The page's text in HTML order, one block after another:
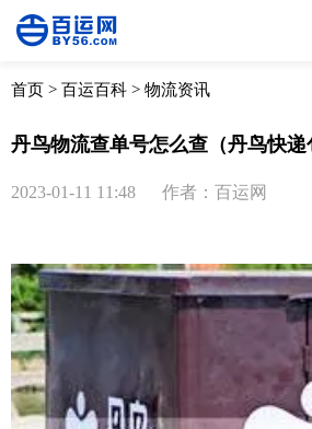
首页 > 百运百科 > 物流资讯
丹鸟物流查单号怎么查（丹鸟快递
2023-01-11 11:48 作者：百运网